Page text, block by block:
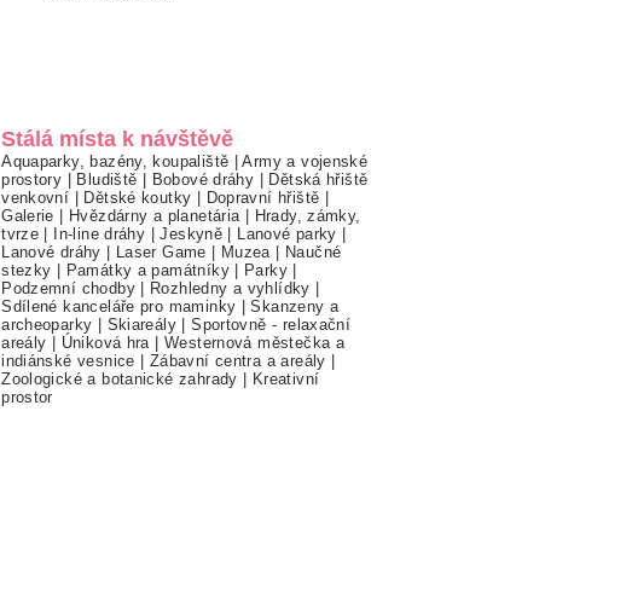
Stálá místa k návštěvě
Aquaparky, bazény, koupaliště |Army a vojenské
prostory | Bludiště | Bobové dráhy | Dětská hřiště
venkovní | Dětské koutky | Dopravní hřiště |
Galerie | Hvězdárny a planetária | Hrady, zámky,
tvrze | In-line dráhy |Jeskyně | Lanové parky |
Lanové dráhy | Laser Game | Muzea | Naučné
stezky | Památky a památníky| Parky |
Podzemní chodby| Rozhledny a vyhlídky |
Sdílené kanceláře pro maminky |Skanzeny a
archeoparky | Skiareály |Sportovně - relaxační
areály | Úniková hra |Westernová městečka a
indiánské vesnice | Zábavní centra a areály |
Zoologické a botanické zahrady | Kreativní
prostor